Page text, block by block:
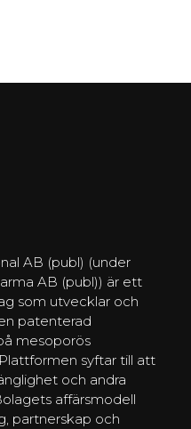
AB (publ) (under
AB (publ)) är ett
som utvecklar och
patenterad
mesoporös
syftar till att
och andra
affärsmodell
partnerskap och